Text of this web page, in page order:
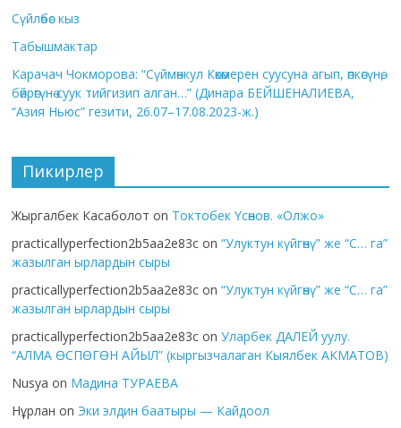
Сүйлөбөс кыз
Табышмактар
Карачач Чокморова: “Сүймөнкул Көкөмерен суусуна агып, өпкөсүнө,
бөйрөгүнө суук тийгизип алган…” (Динара БЕЙШЕНАЛИЕВА,
“Азия Ньюс” гезити, 26.07–17.08.2023-ж.)
Пикирлер
Жыргалбек Касаболот on Токтобек Үсөнов. «Олжо»
practicallyperfection2b5aa2e83c on“Улуктун күйгөнү” же “С… га”
жазылган ырлардын сыры
practicallyperfection2b5aa2e83c on“Улуктун күйгөнү” же “С… га”
жазылган ырлардын сыры
practicallyperfection2b5aa2e83c onУларбек ДАЛЕЙ уулу.
“АЛМА ӨСПӨГӨН АЙЫЛ” (кыргызчалаган Кыялбек АКМАТОВ)
Nusya on Мадина ТУРАЕВА
Нұрлан on Эки элдин баатыры — Кайдоол